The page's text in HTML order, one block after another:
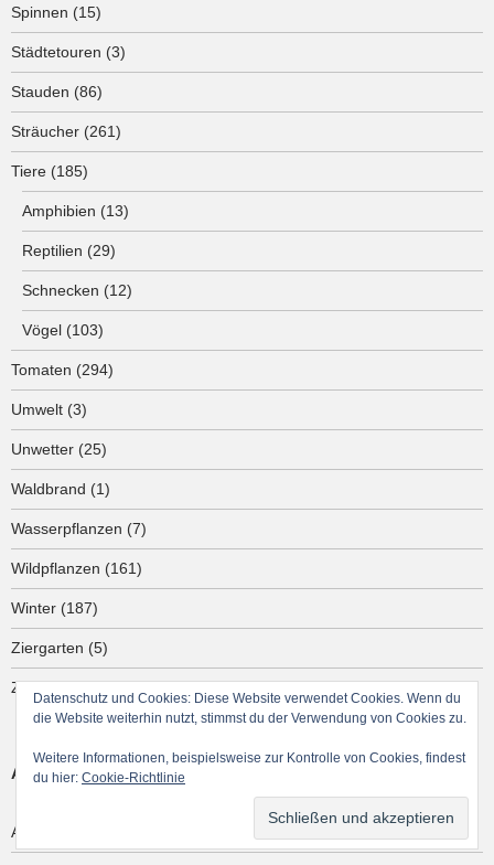
Spinnen (15)
Städtetouren (3)
Stauden (86)
Sträucher (261)
Tiere (185)
Amphibien (13)
Reptilien (29)
Schnecken (12)
Vögel (103)
Tomaten (294)
Umwelt (3)
Unwetter (25)
Waldbrand (1)
Wasserpflanzen (7)
Wildpflanzen (161)
Winter (187)
Ziergarten (5)
Zimmerpflanzen(466)
ARCHIV
August 2026
Datenschutz und Cookies: Diese Website verwendet Cookies. Wenn du
die Website weiterhin nutzt, stimmst du der Verwendung von Cookies zu.
Weitere Informationen, beispielsweise zur Kontrolle von Cookies, findest
du hier: Cookie-Richtlinie